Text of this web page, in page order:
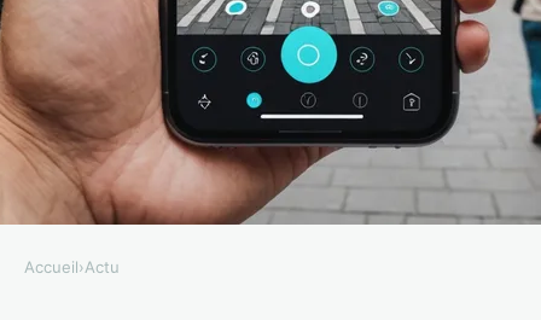
Accueil›Actu